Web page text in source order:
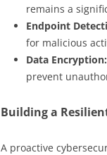
remains a
Endpoint
for malicious
Data Encryption:
prevent
Building a
A proactive